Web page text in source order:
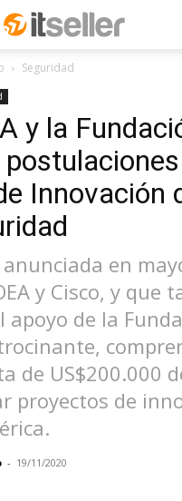
Seguridad
y la
Innovación
en
y Cisco, y que
apoyo de la
de US$200.000
proyectos de
- 19/11/2020